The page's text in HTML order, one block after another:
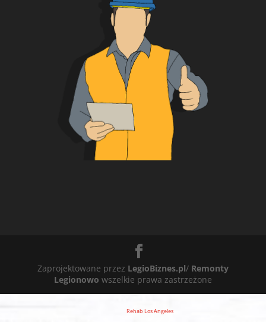
Zaprojektowane przez LegioBiznes.pl/ Remonty
Legionowo wszelkie prawa zastrzeżone
Rehab Los Angeles